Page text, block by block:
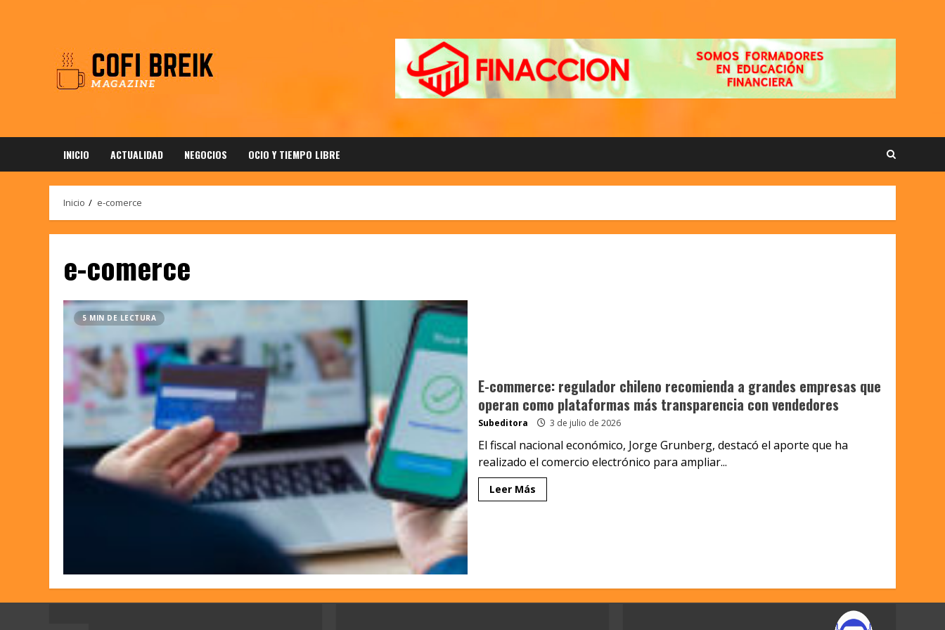
INICIO ACTUALIDAD NEGOCIOS OCIO Y TIEMPO LIBRE
Inicio e-comerce
e-comerce
5 MIN DE LECTURA
E-commerce: regulador chileno recomienda a grandes empresas que
operan como plataformas más transparencia con vendedores
Subeditora 3 de julio de 2026
El fiscal nacional económico, Jorge Grunberg, destacó el aporte que ha
realizado el comercio electrónico para ampliar...
Leer Más